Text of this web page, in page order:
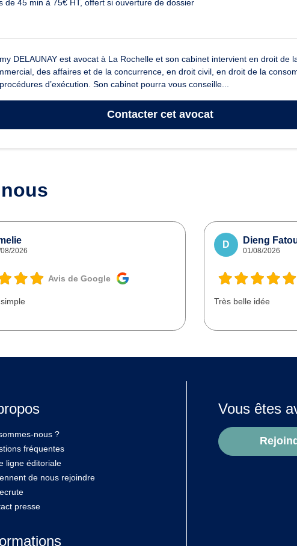
de 45 min à 75€ HT, offert si ouverture de dossier
DELAUNAY est avocat à La Rochelle et son cabinet intervient en droit de
des affaires et de la concurrence, en droit civil, en droit de la
d’exécution. Son cabinet pourra vous conseille...
Contacter cet avocat
2026
Avis de Google
D Dieng
01/08/2026
Très belle idée
nous ?
fréquentes
ligne éditoriale
de nous rejoindre
presse
Vous êtes